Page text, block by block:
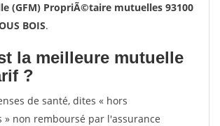
(GFM) PropriÃ©taire mutuelles 93100
BOIS.
la meilleure mutuelle
?
de santé, dites « hors
» non remboursé par l'assurance